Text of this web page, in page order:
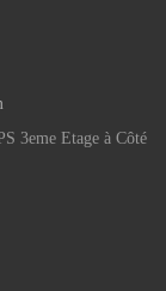
3eme Etage à Côté